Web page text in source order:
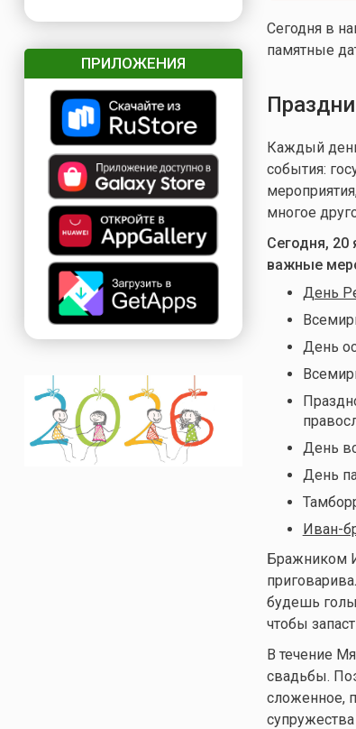
ПРИЛОЖЕНИЯ
Сегодня в
памятные
Каждый
события:
многое
Сегодня,
важные
День
День
День
День
Иван-
Бражником
будешь
чтобы
В течение
свадьбы.
сложенное,